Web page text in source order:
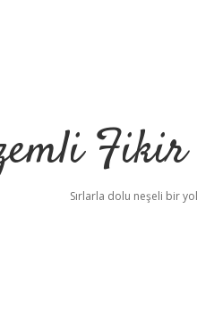
Fikir
Sırlarla dolu neşeli bir